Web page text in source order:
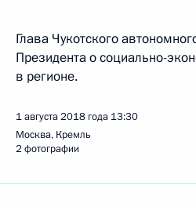
Глава Чукотского
Президента о социально-
в регионе.
1 августа 2018 года 13:30
Москва, Кремль
2 фотографии